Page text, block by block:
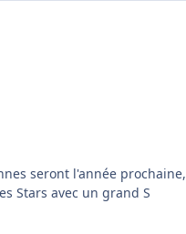
seront l'année
Stars avec un grand S